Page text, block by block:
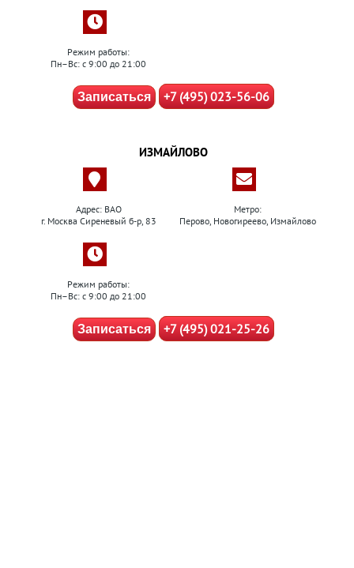
Режим работы:
Пн–Вс: с 9:00 до 21:00
Записаться +7 (495) 023-56-06
ИЗМАЙЛОВО
Адрес: ВАО
г. Москва Сиреневый б-р, 83
Метро:
Перово, Новогиреево, Измайлово
Режим работы:
Пн–Вс: с 9:00 до 21:00
Записаться +7 (495) 021-25-26